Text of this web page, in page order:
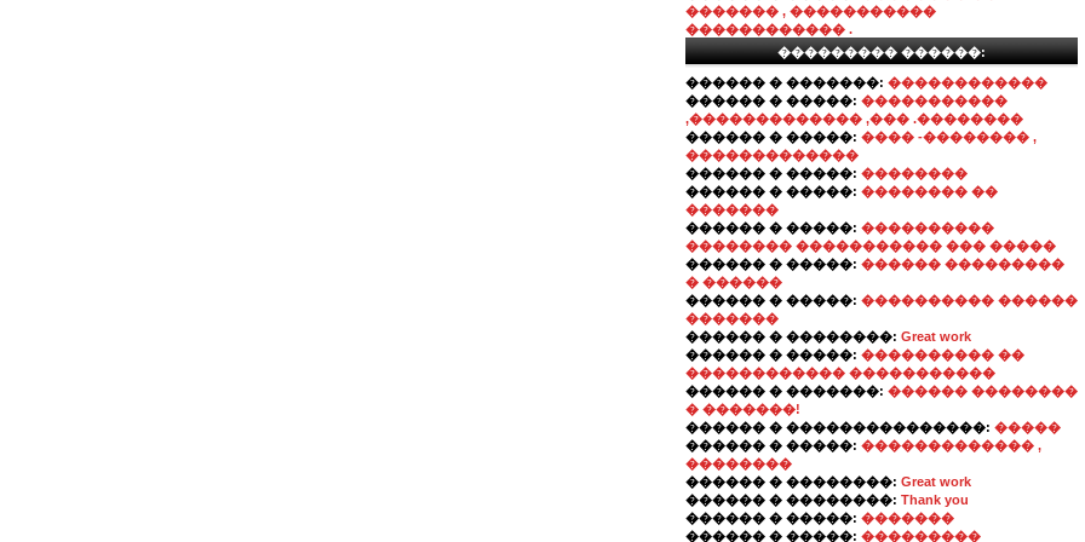
������� , �����������
������������ .
��������� ������:
������ � �������: ������������
������ � �����: �����������
,������������� ,��� .��������
������ � �����: ���� -�������� ,
�������������
������ � �����: ��������
������ � �����: �������� ��
�������
������ � �����: ����������
�������� ����������� ��� �����
������ � �����: ������ ���������
� ������
������ � �����: ���������� ������
�������
������ � ��������: Great work
������ � �����: ���������� ��
������������ �����������
������ � �������: ������ ��������
� �������!
������ � ���������������: �����
������ � �����: ������������� ,
��������
������ � ��������: Great work
������ � ��������: Thank you
������ � �����: �������
������ � �����: ���������